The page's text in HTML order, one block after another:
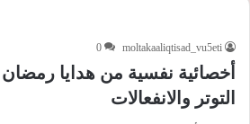
moltakaaliqtisad_vu5eti
0
أخصائية نفسية من هدايا
التوتر والانفعالات